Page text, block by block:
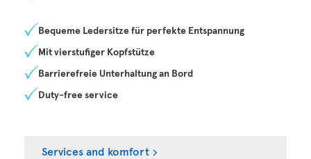
Bequeme Ledersitze für perfekte Entspannung
Mit vierstufiger Kopfstütze
Barrierefreie Unterhaltung an Bord
Duty-free service
Services and komfort